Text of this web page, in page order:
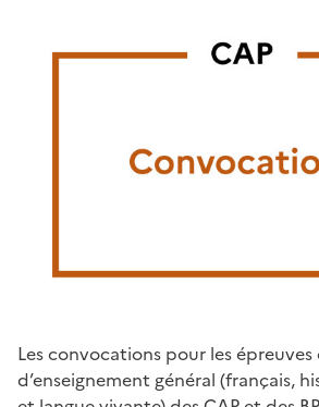
Partager sur Facebook
Partager sur Twitter
Partager sur
Les convocations pour les épreuves
d’enseignement général (français,